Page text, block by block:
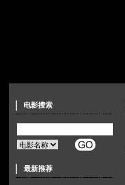
电影搜索
最新推荐